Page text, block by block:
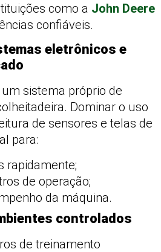
como a John Deere
confiáveis.
eletrônicos e
sistema próprio de
Dominar o uso
de sensores e telas de
para:
rapidamente;
de operação;
da máquina.
controlados
de treinamento